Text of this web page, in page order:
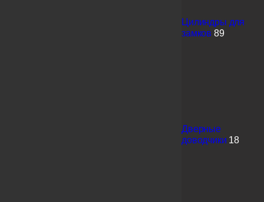
Цилиндры для
замков 89
Дверные
доводчики 18